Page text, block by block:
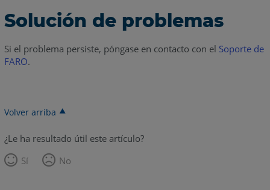
Solución de problemas
Si el problema persiste, póngase en contacto con el Soporte de
FARO.
Volver arriba
¿Le ha resultado útil este artículo?
Sí
No